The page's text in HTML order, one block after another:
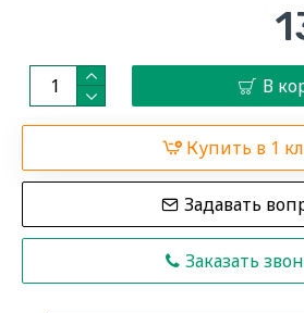
В
Купить в 1
Задавать
Заказать